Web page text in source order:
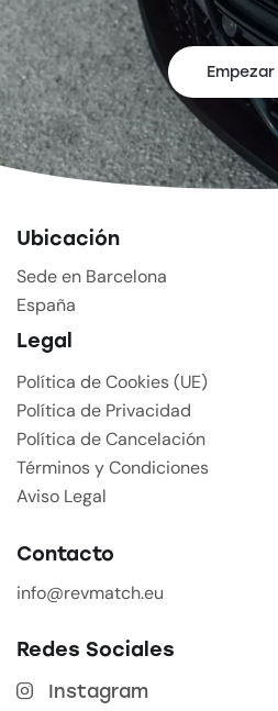
Empezar
Ubicación
Sede en Barcelona
España
Legal
Política de Cookies (UE)
Política de Privacidad
Política de Cancelación
Términos y Condiciones
Aviso Legal
Contacto
info@revmatch.eu
Redes Sociales
Instagram